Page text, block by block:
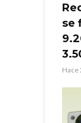
se
Hace